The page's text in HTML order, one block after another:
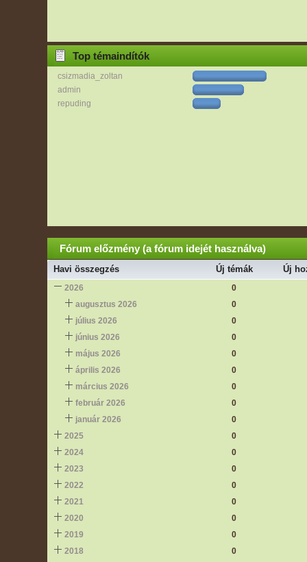
Top témaindítók
csizmadia_zoltan
admin
repuding
Fórum előzmény (a fórum idejét használva)
Havi összegzés Új témák Új
2026
0
augusztus 2026
0
július 2026
0
június 2026
0
május 2026
0
április 2026
0
március 2026
0
február 2026
0
január 2026
0
2025
0
2024
0
2023
0
2022
0
2021
0
2020
0
2019
0
2018
0